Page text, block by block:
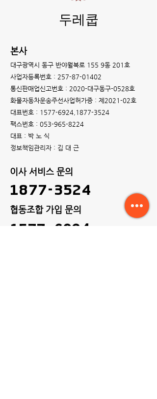
두레쿱
본사
대구광역시 동구 반야월북로 155 9동 201호
사업자등록번호 : 257-87-01402
통신판매업신고번호 : 2020-대구동구-0528호
화물자동차운송주선사업허가증 : 제2021-02호
대표번호 : 1577-6924 1877-3524
팩스번호 : 053-965-8224
대표 : 박 노 식
정보책임관리자 : 김 대 근
이사 서비스 ​문의
1877-3524
협동조합 가입 ​문의
1577-6924